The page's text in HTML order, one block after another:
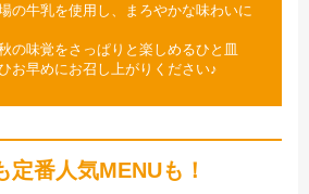
の牛乳を使用し、まろやかな味わいに
の味覚をさっぱりと楽しめるひと皿
お早めにお召し上がりください♪
定番人気MENUも！